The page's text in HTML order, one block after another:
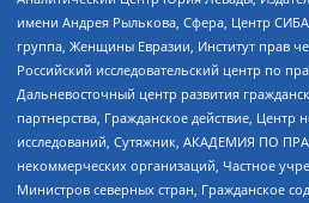
имени Андрея Рылькова, Сфера, Центр
группа, Женщины Евразии, Институт прав
Российский исследовательский центр по
Дальневосточный центр развития
партнерства, Гражданское действие, Центр
исследований, Сутяжник, АКАДЕМИЯ ПО
некоммерческих организаций, Частное
Министров северных стран, Гражданское